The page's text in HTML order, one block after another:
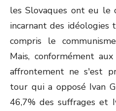
les Slovaques ont eu le
incarnant des
compris le
Mais, conformément
affrontement ne s'est
tour qui a opposé Ivan
46,7% des suffrages et